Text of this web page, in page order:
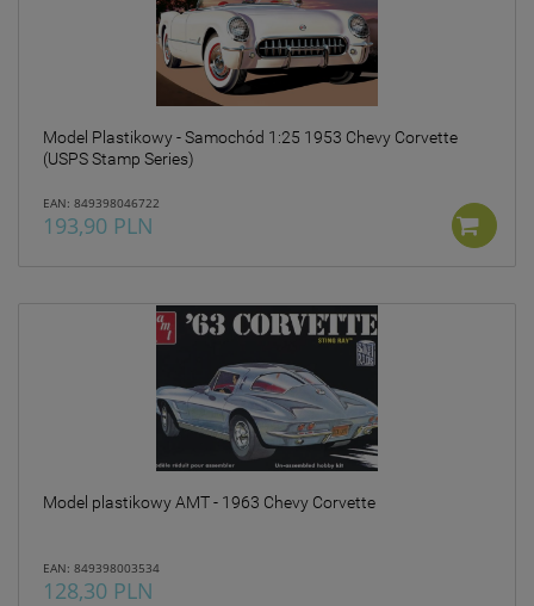
Model Plastikowy - Samochód 1:25 1953 Chevy Corvette
(USPS Stamp Series)
EAN: 849398046722
193,90 PLN
Model plastikowy AMT - 1963 Chevy Corvette
EAN: 849398003534
128,30 PLN